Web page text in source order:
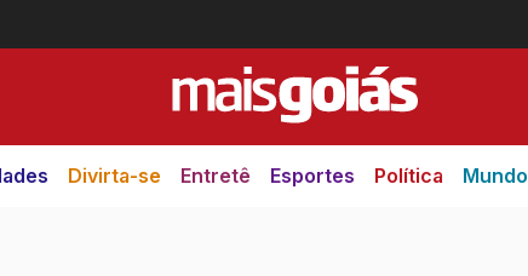
Divirta-se Entretê Esportes Política Mundo